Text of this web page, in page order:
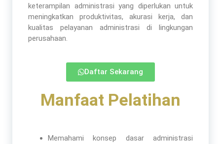
keterampilan administrasi yang diperlukan untuk
meningkatkan produktivitas, akurasi kerja, dan
kualitas pelayanan administrasi di lingkungan
perusahaan.
Daftar Sekarang
Manfaat Pelatihan​
Memahami konsep dasar administrasi